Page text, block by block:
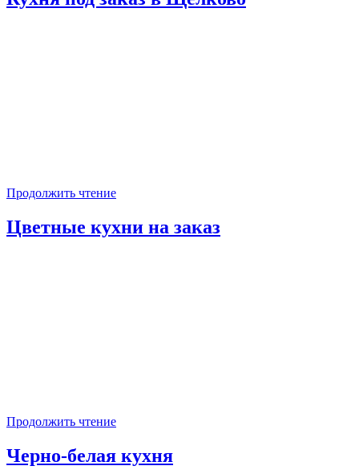
Продолжить чтение
Цветные кухни на заказ
Продолжить чтение
Черно-белая кухня